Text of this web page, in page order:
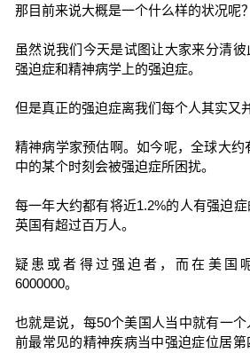
那目前来说大概是一个什么样的状况呢？
虽然说我们今天是试图让大家来分清
强迫症和精神病学上的强迫症。
但是真正的强迫症离我们每个人其实又
精神病学家预估啊。如今呢，全球大约
中的某个时刻会被强迫症所困扰。
每一年大约都有将近1.2%的人有强迫症
英国有超过百万人。
疑患或者得过强迫者，而在美国
6000000。
也就是说，每50个美国人当中就有一
前最常见的精神疾病当中强迫症位居